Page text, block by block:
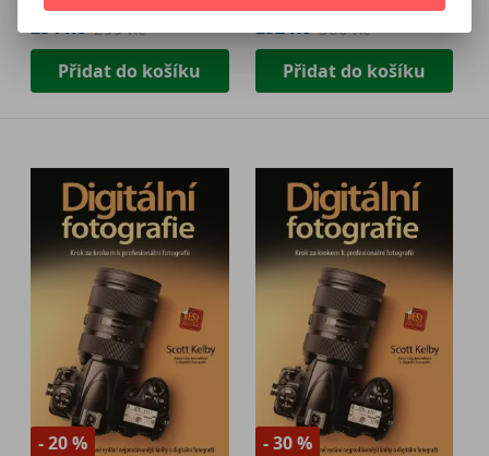
254 Kč 299 Kč
Přidat do košíku
252 Kč 360 Kč
Přidat do košíku
- 20 % - 30 %